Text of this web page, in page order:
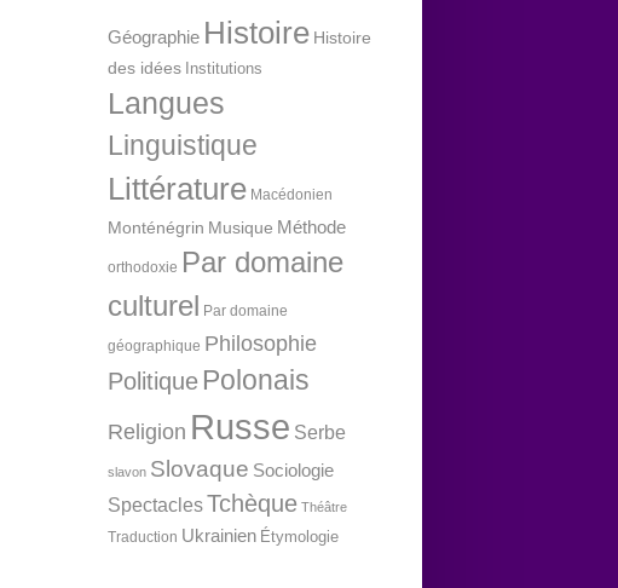
Géographie Histoire Histoire
des idées Institutions
Langues
Linguistique
Littérature Macédonien
Monténégrin Musique Méthode
orthodoxie Par domaine
culturel Par domaine
géographique Philosophie
Politique Polonais
Religion Russe Serbe
slavon Slovaque Sociologie
SpectaclesTchèque Théâtre
Traduction Ukrainien Étymologie